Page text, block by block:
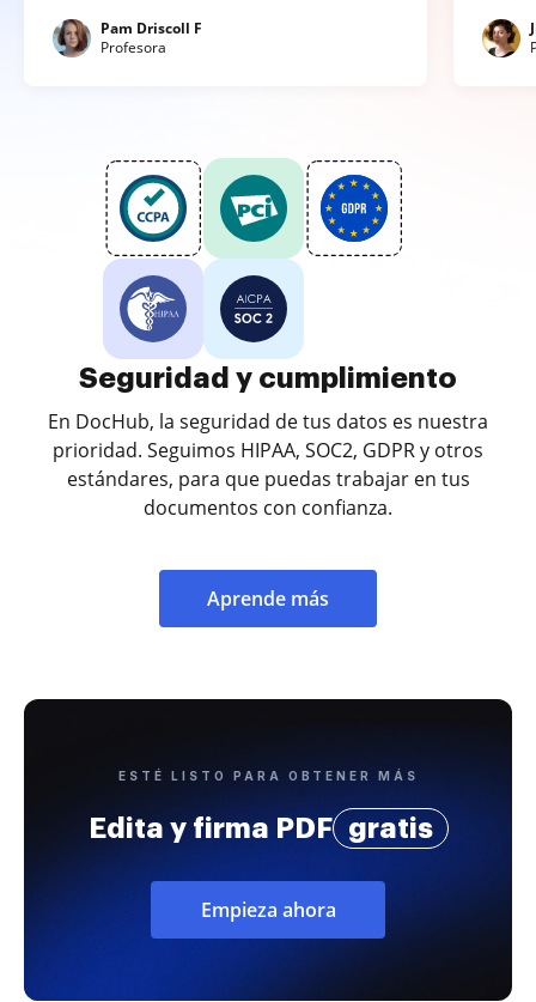
Pam Driscoll F
Profesora
Seguridad y cumplimiento
En DocHub, la seguridad de tus datos es nuestra
prioridad. Seguimos HIPAA, SOC2, GDPR y otros
estándares, para que puedas trabajar en tus
documentos con confianza.
Aprende más
ESTÉ LISTO PARA OBTENER MÁS
Edita y firma PDF gratis
Empieza ahora